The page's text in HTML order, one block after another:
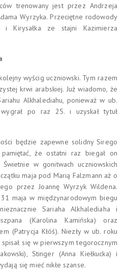
trenowany jest przez Andrzeja
Wyrzyka. Przeciętne rodowody
Kirysałka ze stajni Kazimierza
wyścig uczniowski. Tym razem
krwi arabskiej. Już wiadomo, że
Alkhalediahu, ponieważ w ub.
po raz 25. i uzyskał tytuł
będzie zapewne solidny Sirego
że ostatni raz biegał on
w gonitwach uczniowskich
maja pod Marią Falzmann aż o
przez Joannę Wyrzyk Wildena.
maja w międzynarodowym biegu
Sariaha Alkhalediaha i
(Karolina Kamińska) oraz
(Patrycja Kłóś). Niezły w ub. roku
się w pierwszym tegorocznym
Stinger (Anna Kiełkucka) i
się mieć nikłe szanse.